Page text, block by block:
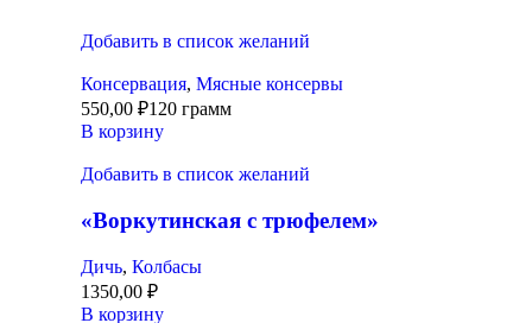
Добавить в список желаний
Консервация, Мясные консервы
550,00 ₽120 грамм
В корзину
Добавить в список желаний
«Воркутинская с трюфелем»
Дичь, Колбасы
1350,00 ₽
В корзину